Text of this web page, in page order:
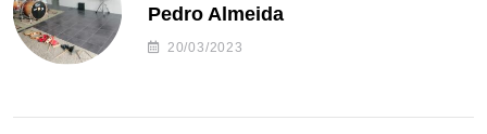
Pedro Almeida
20/03/2023